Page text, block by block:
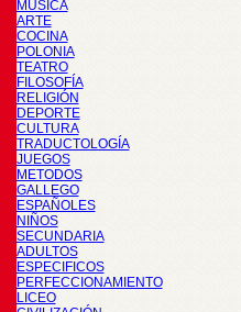
MÚSICA
ARTE
COCINA
POLONIA
TEATRO
FILOSOFÍA
RELIGIÓN
DEPORTE
CULTURA
TRADUCTOLOGÍA
JUEGOS
METODOS
GALLEGO
ESPAÑOLES
NIÑOS
SECUNDARIA
ADULTOS
ESPECIFICOS
PERFECCIONAMIENTO
LICEO